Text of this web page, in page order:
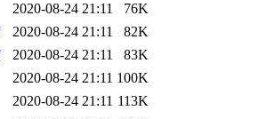
2020-08-24 21:11
76K
2020-08-24 21:11
82K
2020-08-24 21:11
83K
2020-08-24 21:11 100K
2020-08-24 21:11 113K